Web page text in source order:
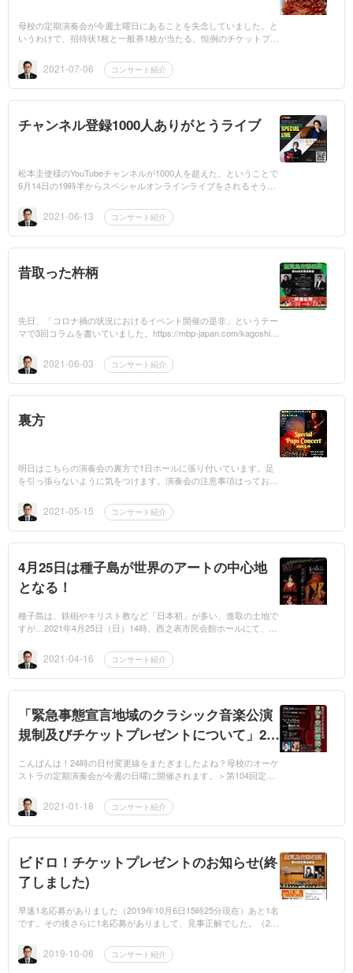
母校の定期演奏会が今週土曜日にあることを失念していました。と
いうわけで、招待状1枚と一般券1枚が当たる、恒例のチケットプレ
会の1曲目に演...
2021-07-06 コンサート紹介
チャンネル登録1000人ありがとうライブ
松本圭使様のYouTubeチャンネルが1000人を超えた、ということで
6月14日の19時半からスペシャルオンラインライブをされるそうで
話していらっ...
2021-06-13 コンサート紹介
昔取った杵柄
先日、「コロナ禍の状況におけるイベント開催の是非」というテー
マで3回コラムを書いていました。https://mbp-japan.com/kagoshim
歓声・声援・...
2021-06-03 コンサート紹介
裏方
明日はこちらの演奏会の裏方で1日ホールに張り付いています。足
を引っ張らないように気をつけます。演奏会の注意事項はっておき
コンサート...2021-05-15 コンサート紹介
4月25日は種子島が世界のアートの中心地
となる！
種子島は、鉄砲やキリスト教など「日本初」が多い、進取の土地で
すが…2021年4月25日（日）14時、西之表市民会館ホールにて、
の調べ！タンゴ×オ...
2021-04-16 コンサート紹介
「緊急事態宣言地域のクラシック音楽公演
規制及びチケットプレゼントについて」20
こんばんは！24時の日付変更線をまたぎましたよね？母校のオーケ
ストラの定期演奏会が今週の日曜に開催されます。＞第104回定期
山ホー...2021-01-18 コンサート紹介
ビドロ！チケットプレゼントのお知らせ(終
了しました)
早速1名応募がありました（2019年10月6日15時25分現在）あと1名
です。その後さらに1名応募がありまして、見事正解でした。（201
ズは終了となり...
2019-10-06 コンサート紹介